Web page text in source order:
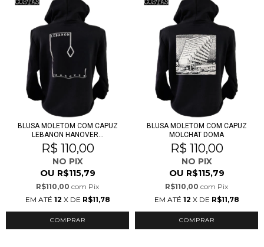
BLUSA MOLETOM COM CAPUZ
LEBANON HANOVER...
R$ 110,00
NO PIX
OU R$115,79
R$110,00 com Pix
EM ATÉ 12 X DE R$11,78
COMPRAR
BLUSA MOLETOM COM CAPUZ
MOLCHAT DOMA
R$ 110,00
NO PIX
OU R$115,79
R$110,00 com Pix
EM ATÉ 12 X DE R$11,78
COMPRAR